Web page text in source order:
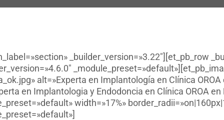
_builder_version=»3.22″][et_pb_row
alt=»Experta en Implantología en Clínica
en Implantologia y Endodoncia en Clínica OROA
width=»17%»